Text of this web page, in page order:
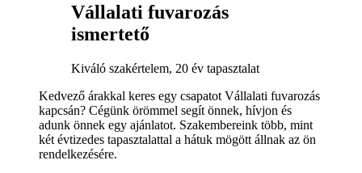
Vállalati fuvarozás
ismertető
Kiváló szakértelem, 20 év tapasztalat
Kedvező árakkal keres egy csapatot Vállalati fuvarozás
kapcsán? Cégünk örömmel segít önnek, hívjon és
adunk önnek egy ajánlatot. Szakembereink több, mint
két évtizedes tapasztalattal a hátuk mögött állnak az ön
rendelkezésére.